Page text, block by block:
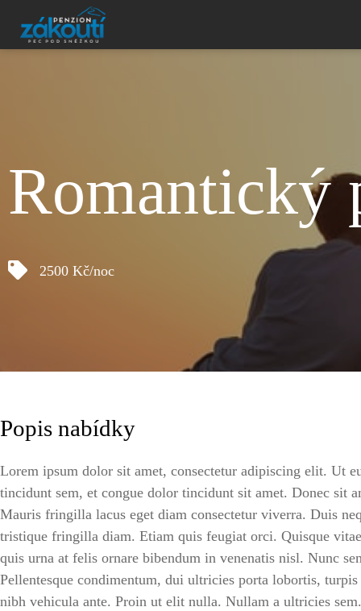
Romantický
2500 Kč/noc
Popis nabídky
Lorem ipsum dolor sit amet, consectetur adipiscing elit. Ut
tincidunt sem, et congue dolor tincidunt sit amet. Donec sit
Mauris fringilla lacus eget diam consectetur viverra. Duis
tristique fringilla diam. Etiam quis feugiat orci. Quisque
quis urna at felis ornare bibendum in venenatis nisl. Nunc
Pellentesque condimentum, dui ultricies porta lobortis,
nibh vehicula ante. Proin ut elit nulla. Nullam a ultricies